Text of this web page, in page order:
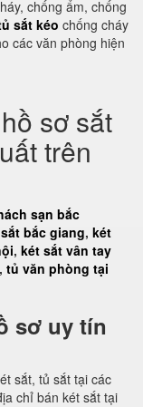
chống ẩm, chống
sắt kéo chống cháy
các văn phòng hiện
sơ sắt
trên
sạn bắc
bắc giang, két
, két sắt vân tay
, tủ văn phòng tại
sơ uy tín
sắt, tủ sắt tại các
chỉ bán két sắt tại